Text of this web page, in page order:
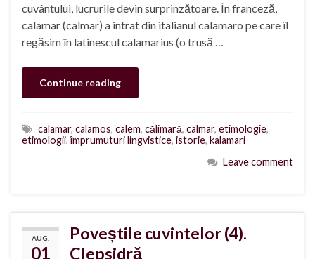
cuvântului, lucrurile devin surprinzătoare. În franceză,
calamar (calmar) a intrat din italianul calamaro pe care îl
regăsim în latinescul calamarius (o trusă …
Continue reading
calamar, calamos, calem, călimară, calmar, etimologie,
etimologii,împrumuturi lingvistice, istorie, kalamari
Leave comment
AUG.
01
Poveștile cuvintelor (4).
Clepsidră